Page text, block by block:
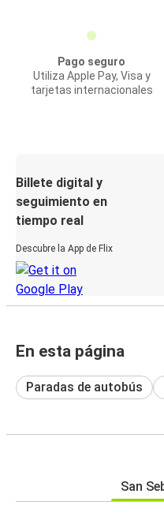
Pago seguro
Utiliza Apple Pay, Visa y
tarjetas internacionales
Billete digital y
seguimiento en
tiempo real
Descubre la App de Flix
En esta página
Paradas de autobús
San